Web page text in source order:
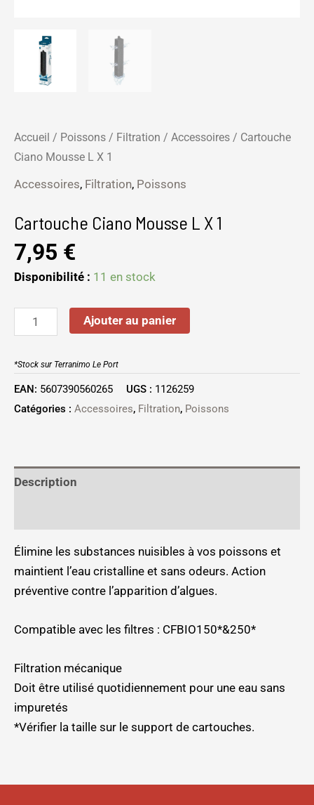
Accueil / Poissons / Filtration / Accessoires / Cartouche
Ciano Mousse L X 1
Accessoires, Filtration, Poissons
Cartouche Ciano Mousse L X 1
7,95 €
Disponibilité : 11 en stock
Ajouter au panier
*Stock sur Terranimo Le Port
EAN: 5607390560265 UGS : 1126259
Catégories : Accessoires, Filtration, Poissons
Description
Élimine les substances nuisibles à vos poissons et
maintient l’eau cristalline et sans odeurs. Action
préventive contre l’apparition d’algues.
Compatible avec les filtres : CFBIO150*&250*
Filtration mécanique
Doit être utilisé quotidiennement pour une eau sans
impuretés
*Vérifier la taille sur le support de cartouches.